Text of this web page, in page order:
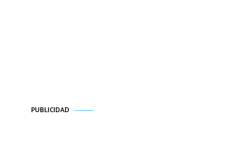
PUBLICIDAD